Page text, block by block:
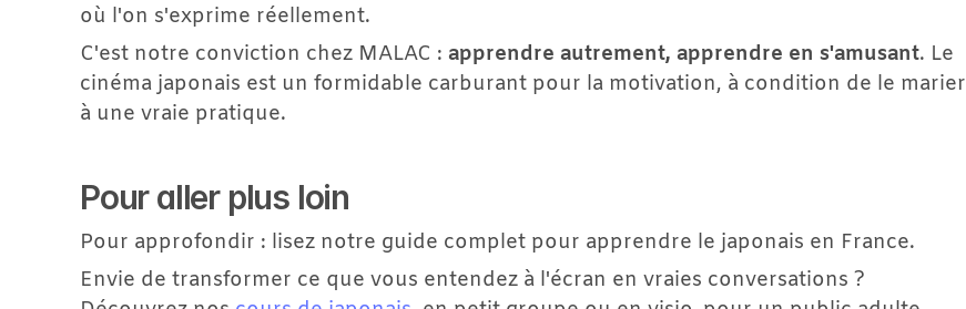
où l'on s'exprime réellement.
C'est notre conviction chez MALAC : apprendre autrement, apprendre en s'amusant. Le
cinéma japonais est un formidable carburant pour la motivation, à condition de le marier
à une vraie pratique.
Pour aller plus loin
Pour approfondir : lisez notre guide complet pour apprendre le japonais en France.
Envie de transformer ce que vous entendez à l'écran en vraies conversations ?